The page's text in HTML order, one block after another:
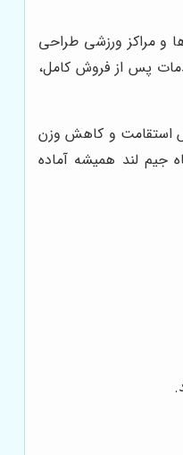
و مراکز ورزشی طراحی
پس از فروش کامل،
استقامت و کاهش وزن
جیم لند همیشه آماده